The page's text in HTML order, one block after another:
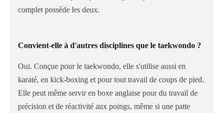
complet possède les deux.
Convient-elle à d'autres disciplines que le taekwondo ?
Oui. Conçue pour le taekwondo, elle s'utilise aussi en
karaté, en kick-boxing et pour tout travail de coups de pied.
Elle peut même servir en boxe anglaise pour du travail de
précision et de réactivité aux poings, même si une patte